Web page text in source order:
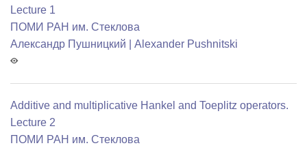
Lecture 1
ПОМИ РАН им. Стеклова
Александр Пушницкий | Alexander Pushnitski
Additive and multiplicative Hankel and Toeplitz operators.
Lecture 2
ПОМИ РАН им. Стеклова